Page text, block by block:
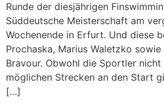
Runde der diesjährigen
Süddeutsche Meisterschaft am
Wochenende in Erfurt. Und diese
Prochaska, Marius Waletzko
Bravour. Obwohl die Sportler nicht
möglichen Strecken an den Start
[…]